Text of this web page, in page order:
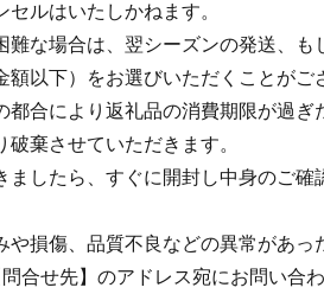
セルはいたしかねます。
難な場合は、翌シーズンの発送、も
額以下）をお選びいただくことがご
都合により返礼品の消費期限が過ぎ
破棄させていただきます。
ましたら、すぐに開封し中身のご確
や損傷、品質不良などの異常があっ
合せ先】のアドレス宛にお問い合